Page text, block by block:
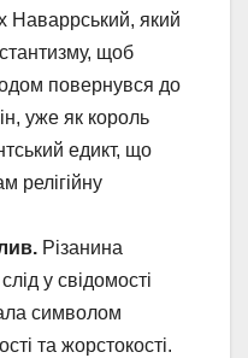
Наваррський, який
щоб
повернувся до
уже як король
едикт, що
релігійну
Різанина
у свідомості
символом
та жорстокості.